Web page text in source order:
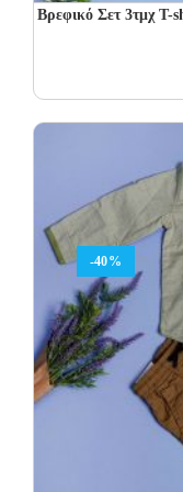
Βρεφικό Σετ 3τμχ T-
-40%